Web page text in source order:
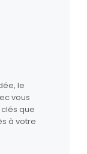
le
vous
que
à votre